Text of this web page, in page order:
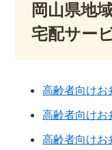
岡山県地
宅配サー
高齢者向けお
高齢者向けお
高齢者向けお